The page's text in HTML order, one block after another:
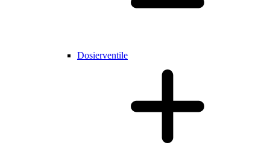
Dosierventile